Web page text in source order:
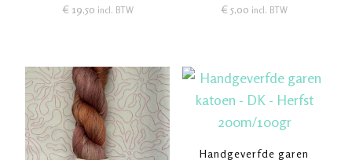
€ 19,50 incl. BTW
€ 5,00 incl. BTW
Handgeverfde garen